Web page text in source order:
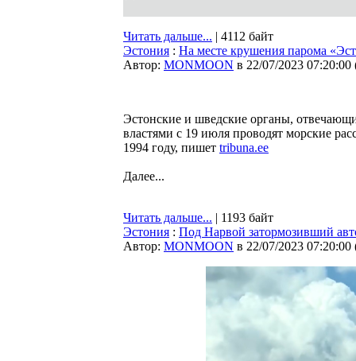
Читать дальше... | 4112 байт
Эстония : На месте крушения парома
Автор: MONMOON в 22/07/2023 07:20:00
Эстонские и шведские органы,
властями с 19 июля проводят морские
1994 году, пишет tribuna.ee
Далее...
Читать дальше... | 1193 байт
Эстония : Под Нарвой затормозивший
Автор: MONMOON в 22/07/2023 07:20:00